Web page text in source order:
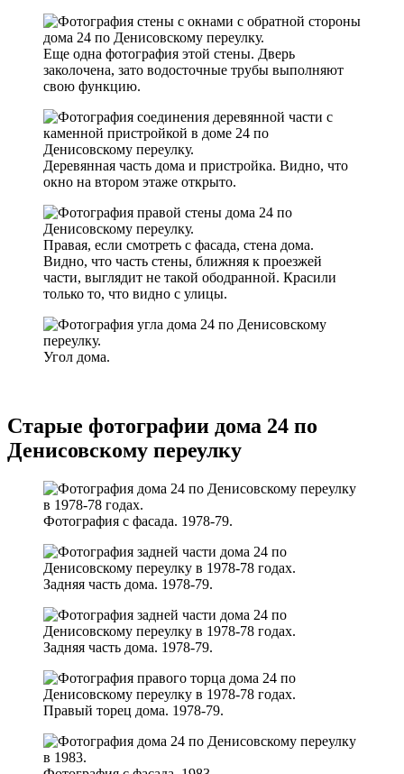
Еще одна фотография этой стены. Дверь
заколочена, зато водосточные трубы выполняют
свою функцию.
Деревянная часть дома и пристройка. Видно, что
окно на втором этаже открыто.
Правая, если смотреть с фасада, стена дома.
Видно, что часть стены, ближняя к проезжей
части, выглядит не такой ободранной. Красили
только то, что видно с улицы.
Угол дома.
Старые фотографии дома 24 по
Денисовскому переулку
Фотография с фасада. 1978-79.
Задняя часть дома. 1978-79.
Задняя часть дома. 1978-79.
Правый торец дома. 1978-79.